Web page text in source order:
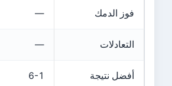
فوز الدمك
التعادلات
أفضل نتيجة 6-1